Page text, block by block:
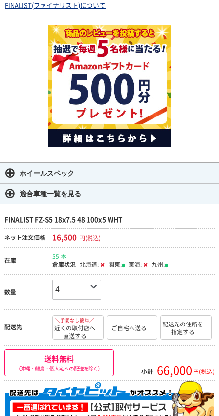
FINALIST(ファイナリスト)について
ホイールスペック
適合車種一覧を見る
FINALIST FZ-S5 18x7.5 48 100x5 WHT
ネット注文価格 16,500 円(税込)
在庫
55 本
倉庫状況 北海道: 関東: 東海: 九州:
数量
配送先
＼手間なし簡単／
近くの取付店へ
直送する
ご自宅へ送る
配送先の住所を
指定する
送料無料
（沖縄・離島・個人宅への配送を除く） 小計 66,000 円(税込)